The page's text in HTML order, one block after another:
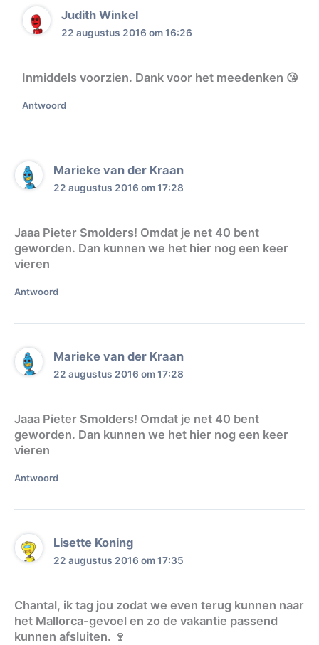
Judith Winkel
22 augustus 2016 om 16:26
Inmiddels voorzien. Dank voor het meedenken 😘
Antwoord
Marieke van der Kraan
22 augustus 2016 om 17:28
Jaaa Pieter Smolders! Omdat je net 40 bent
geworden. Dan kunnen we het hier nog een keer
vieren
Antwoord
Marieke van der Kraan
22 augustus 2016 om 17:28
Jaaa Pieter Smolders! Omdat je net 40 bent
geworden. Dan kunnen we het hier nog een keer
vieren
Antwoord
Lisette Koning
22 augustus 2016 om 17:35
Chantal, ik tag jou zodat we even terug kunnen naar
het Mallorca-gevoel en zo de vakantie passend
kunnen afsluiten. 🍷